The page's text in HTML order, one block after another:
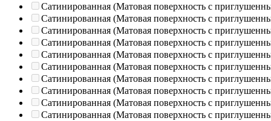
Сатинированная (Матовая поверхность с
Сатинированная (Матовая поверхность с
Сатинированная (Матовая поверхность с
Сатинированная (Матовая поверхность с
Сатинированная (Матовая поверхность с
Сатинированная (Матовая поверхность с
Сатинированная (Матовая поверхность с
Сатинированная (Матовая поверхность с
Сатинированная (Матовая поверхность с
Сатинированная (Матовая поверхность с